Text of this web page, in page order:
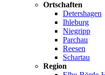
Ortschaften
Detershagen
Ihleburg
Niegripp
Parchau
Reesen
Schartau
Region